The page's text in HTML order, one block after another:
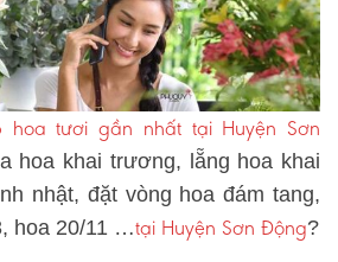
hoa tươi gần nhất tại Huyện Sơn
khai trương, lẵng hoa khai
nhật, đặt vòng hoa đám tang,
hoa 20/11 …tại Huyện Sơn Động?